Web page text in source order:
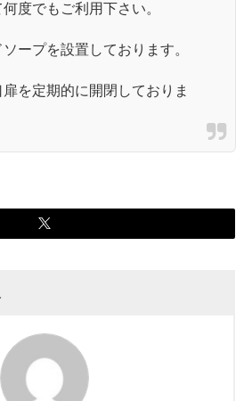
度でもご利用下さい。
ープを設置しております。
を定期的に開閉しておりま